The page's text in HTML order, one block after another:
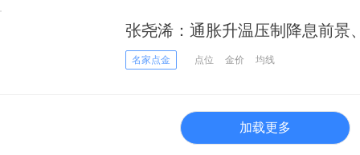
张尧浠：通胀升温压制降息前景
期
名家点金 点位 金价 均线
加载更多